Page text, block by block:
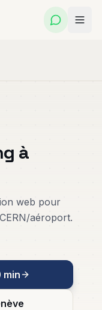
de
à
web pour
aéroport.
min